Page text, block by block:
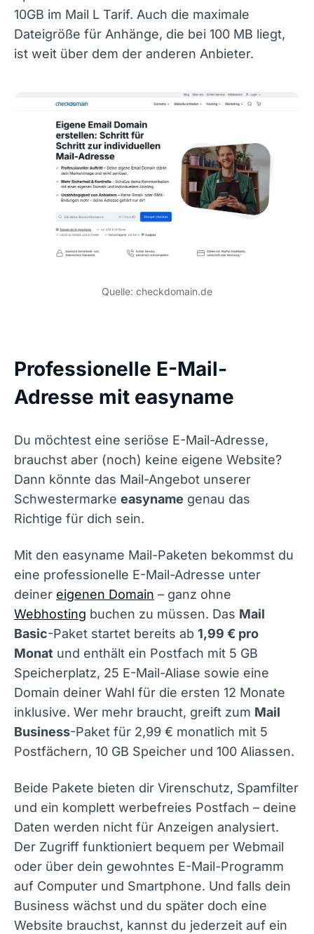
10GB im Mail L Tarif. Auch die maximale
Dateigröße für Anhänge, die bei 100 MB liegt,
ist weit über dem der anderen Anbieter.
Quelle: checkdomain.de
Professionelle E-Mail-
Adresse mit easyname
Du möchtest eine seriöse E-Mail-Adresse,
brauchst aber (noch) keine eigene Website?
Dann könnte das Mail-Angebot unserer
Schwestermarke easyname genau das
Richtige für dich sein.
Mit den easyname Mail-Paketen bekommst du
eine professionelle E-Mail-Adresse unter
deiner eigenen Domain – ganz ohne
Webhosting buchen zu müssen. Das Mail
Basic-Paket startet bereits ab 1,99 € pro
Monat und enthält ein Postfach mit 5 GB
Speicherplatz, 25 E-Mail-Aliase sowie eine
Domain deiner Wahl für die ersten 12 Monate
inklusive. Wer mehr braucht, greift zum Mail
Business-Paket für 2,99 € monatlich mit 5
Postfächern, 10 GB Speicher und 100 Aliassen.
Beide Pakete bieten dir Virenschutz, Spamfilter
und ein komplett werbefreies Postfach – deine
Daten werden nicht für Anzeigen analysiert.
Der Zugriff funktioniert bequem per Webmail
oder über dein gewohntes E-Mail-Programm
auf Computer und Smartphone. Und falls dein
Business wächst und du später doch eine
Website brauchst, kannst du jederzeit auf ein